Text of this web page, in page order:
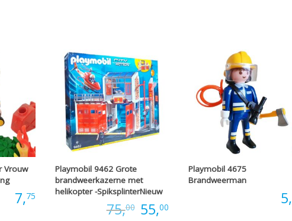
Vrouw
7,75
Playmobil 9462 Grote
brandweerkazerne met
helikopter -SpiksplinterNieuw
75,00 Oorspronkelijke
55,00Huidige
Playmobil 4675
Brandweerman
5,